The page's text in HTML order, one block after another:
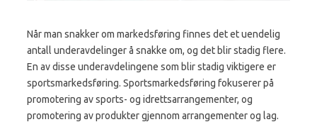
Når man snakker om markedsføring finnes det et uendelig
antall underavdelinger å snakke om, og det blir stadig flere.
En av disse underavdelingene som blir stadig viktigere er
sportsmarkedsføring. Sportsmarkedsføring fokuserer på
promotering av sports- og idrettsarrangementer, og
promotering av produkter gjennom arrangementer og lag.